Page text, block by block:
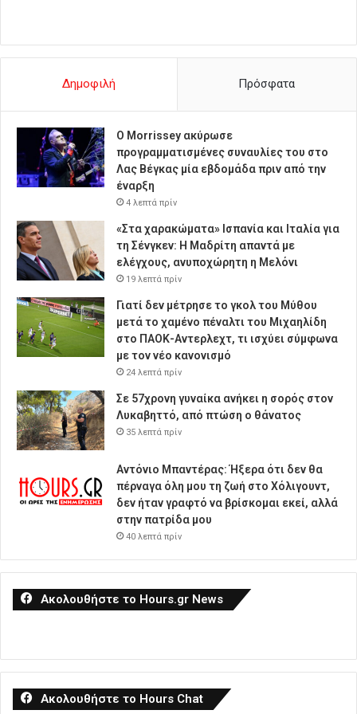
Δημοφιλή Πρόσφατα
Ο Morrissey ακύρωσε
προγραμματισμένες συναυλίες του στο
Λας Βέγκας μία εβδομάδα πριν από την
έναρξη
4 λεπτά πρίν
«Στα χαρακώματα» Ισπανία και Ιταλία για
τη Σένγκεν: Η Μαδρίτη απαντά με
ελέγχους, ανυποχώρητη η Μελόνι
19 λεπτά πρίν
Γιατί δεν μέτρησε το γκολ του Μύθου
μετά το χαμένο πέναλτι του Μιχαηλίδη
στο ΠΑΟΚ-Αντερλεχτ, τι ισχύει σύμφωνα
με τον νέο κανονισμό
24 λεπτά πρίν
Σε 57χρονη γυναίκα ανήκει η σορός στον
Λυκαβηττό, από πτώση ο θάνατος
35 λεπτά πρίν
Αντόνιο Μπαντέρας: Ήξερα ότι δεν θα
πέρναγα όλη μου τη ζωή στο Χόλιγουντ,
δεν ήταν γραφτό να βρίσκομαι εκεί, αλλά
στην πατρίδα μου
40 λεπτά πρίν
Ακολουθήστε το Hours.gr News
Ακολουθήστε το Hours Chat